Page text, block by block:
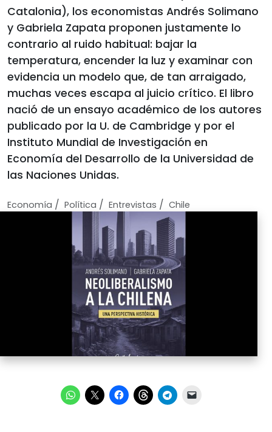
Catalonia), los economistas Andrés Solimano
y Gabriela Zapata proponen justamente lo
contrario al ruido habitual: bajar la
temperatura, encender la luz y examinar con
evidencia un modelo que, de tan arraigado,
muchas veces escapa al juicio crítico. El libro
nació de un ensayo académico de los autores
publicado por la U. de Cambridge y por el
Instituto Mundial de Investigación en
Economía del Desarrollo de la Universidad de
las Naciones Unidas.
Economí­a / Política / Entrevistas / Chile